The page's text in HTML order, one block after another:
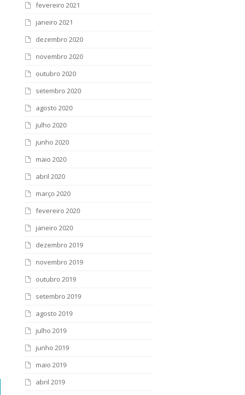
fevereiro 2021
janeiro 2021
dezembro 2020
novembro 2020
outubro 2020
setembro 2020
agosto 2020
julho 2020
junho 2020
maio 2020
abril 2020
março 2020
fevereiro 2020
janeiro 2020
dezembro 2019
novembro 2019
outubro 2019
setembro 2019
agosto 2019
julho 2019
junho 2019
maio 2019
abril 2019